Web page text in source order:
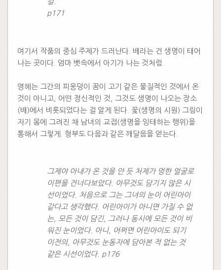
p171
여기서 작품의 중심 주제가 드러난다. 배라는 건 생명이 태어
나는 곳이다. 엄마 뱃속에서 아기가 나는 것처럼.
영혜는 그간의 피웅덩이 꿈이 고기 같은 물질적인 것에서 온
것이 아니고, 어떤 정신적인 것, 그것도 생명이 나오는 장소
(배)에서 비롯되었다는 걸 알게 된다. 꽃(생명의 시원) 그림이
자기 몸에 그려진 채 남녀의 교접(생명을 잉태하는 행위)을
통해서 그렇게. 형부도 다음과 같은 깨달음을 얻는다.
그제야 아내가 온 것을 안 듯 처제가 멍한 얼굴로
이편을 건너다보았다. 아무것도 담기지 않은 시
선이었다. 처음으로 그는 그녀의 눈이 어린아이
같다고 생각했다. 어린아이가 아니면 가질 수 없
는, 모든 것이 담긴, 그러나 동시에 모든 것이 비
워진 눈이었다. 아니, 어쩌면 어린아이도 되기
이전의, 아무것도 눈동자에 담아본 적 없는 것
같은 시선이었다. p176